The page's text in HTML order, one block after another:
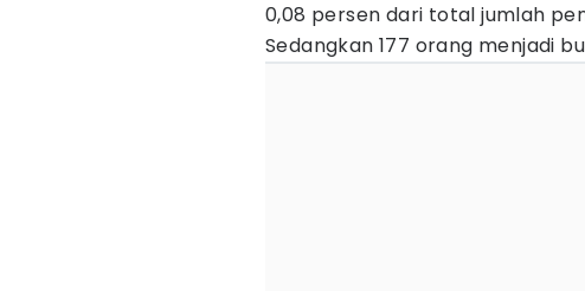
0,08 persen dari total jumlah
Sedangkan 177 orang menjadi